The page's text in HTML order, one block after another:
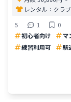
レンタル： クラ
5
1
0
初心者向け
マ
練習利用可
駅